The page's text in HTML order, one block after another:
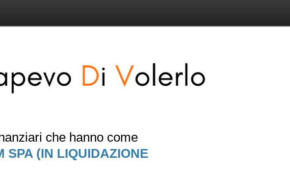
che hanno come
SPA (IN LIQUIDAZIONE